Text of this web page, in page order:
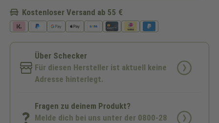
Kostenloser Versand ab 55 €
Über Schecker
Für diesen Hersteller ist aktuell keine
Adresse hinterlegt.
Fragen zu deinem Produkt?
Melde dich bei uns unter der 0800-28